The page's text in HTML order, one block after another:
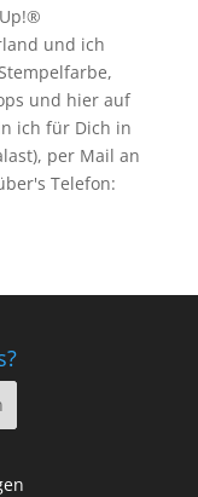
und ich
und hier auf
ich für Dich in
per Mail an
Telefon: